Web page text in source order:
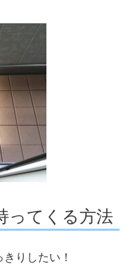
ってくる方法
りしたい！